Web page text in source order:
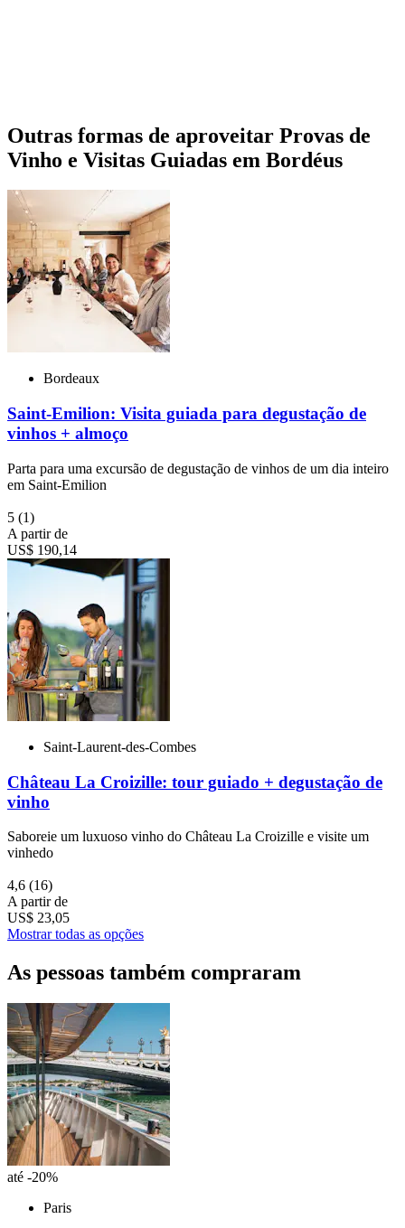
Outras formas de aproveitar Provas de
Vinho e Visitas Guiadas em Bordéus
Bordeaux
Saint-Emilion: Visita guiada para degustação de
vinhos + almoço
Parta para uma excursão de degustação de vinhos de um dia inteiro
em Saint-Emilion
5 (1)
A partir de
US$ 190,14
Saint-Laurent-des-Combes
Château La Croizille: tour guiado + degustação de
vinho
Saboreie um luxuoso vinho do Château La Croizille e visite um
vinhedo
4,6 (16)
A partir de
US$ 23,05
Mostrar todas as opções
As pessoas também compraram
até -20%
Paris